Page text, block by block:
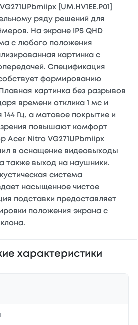
[UM.HV1EE.P01]
ряду решений для
На экране IPS QHD
с любого положения
картинка с
Спецификация
формированию
картинка без разрывов
времени отклика 1 мс и
144 Гц, а матовое покрытие и
зрения повышают комфорт
Acer Nitro VG271UPbmiipx
в оснащение видеовыходы
также выход на наушники.
система
насыщенное чистое
подставки предоставляет
положения экрана с
характеристики